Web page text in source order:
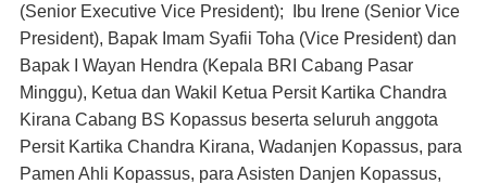
(Senior Executive Vice President); Ibu Irene (Senior Vice
President), Bapak Imam Syafii Toha (Vice President) dan
Bapak I Wayan Hendra (Kepala BRI Cabang Pasar
Minggu), Ketua dan Wakil Ketua Persit Kartika Chandra
Kirana Cabang BS Kopassus beserta seluruh anggota
Persit Kartika Chandra Kirana, Wadanjen Kopassus, para
Pamen Ahli Kopassus, para Asisten Danjen Kopassus,